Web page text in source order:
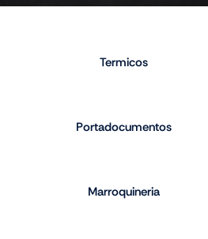
Termicos
Portadocumentos
Marroquineria